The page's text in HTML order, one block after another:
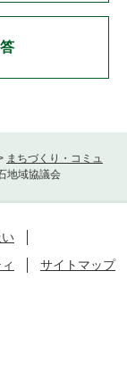
まちづくり・コミュ
地域協議会
サイトマップ